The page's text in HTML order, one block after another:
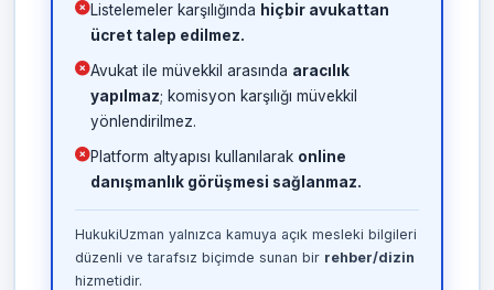
Listelemeler karşılığında hiçbir avukattan
ücret talep edilmez.
Avukat ile müvekkil arasında aracılık
yapılmaz; komisyon karşılığı müvekkil
yönlendirilmez.
Platform altyapısı kullanılarak online
danışmanlık görüşmesi sağlanmaz.
HukukiUzman yalnızca kamuya açık mesleki bilgileri
düzenli ve tarafsız biçimde sunan bir rehber/dizin
hizmetidir.